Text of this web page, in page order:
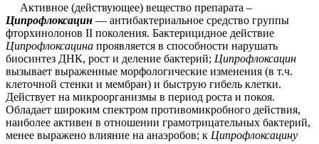
Активное (действующее) вещество препарата –
Ципрофлоксацин — антибактериальное средство группы
фторхинолонов II поколения. Бактерицидное действие
Ципрофлоксацина проявляется в способности нарушать
биосинтез ДНК, рост и деление бактерий; Ципрофлоксацин
вызывает выраженные морфологические изменения (в т.ч.
клеточной стенки и мембран) и быструю гибель клетки.
Действует на микроорганизмы в период роста и покоя.
Обладает широким спектром противомикробного действия,
наиболее активен в отношении грамотрицательных бактерий,
менее выражено влияние на анаэробов; к Ципрофлоксацину